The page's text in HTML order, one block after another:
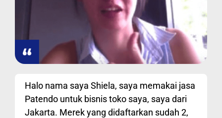
Halo nama saya Shiela, saya memakai jasa
Patendo untuk bisnis toko saya, saya dari
Jakarta. Merek yang didaftarkan sudah 2,